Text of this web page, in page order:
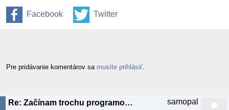
Facebook Twitter
Pre pridávanie komentárov sa musíte prihlásiť
Re: Začínam trochu programovať... samopal